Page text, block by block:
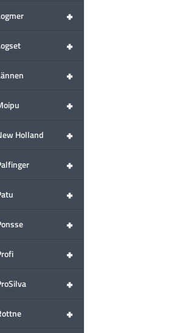
+
+
+
+
+
Holland
+
+
+
+
+
+